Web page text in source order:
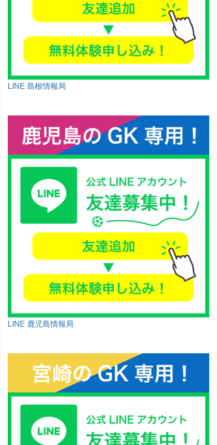
LINE 島根情報局
LINE 鹿児島情報局